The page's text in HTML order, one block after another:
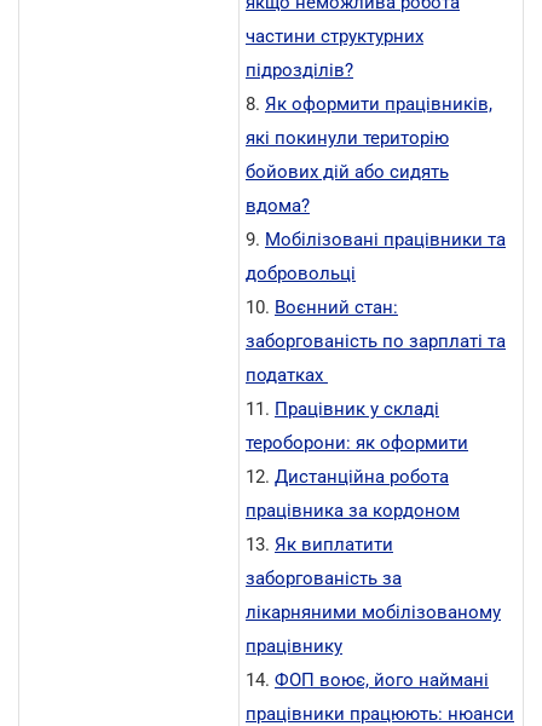
частини структурних
підрозділів?
8. Як оформити працівників,
які покинули територію
бойових дій або сидять
вдома?
9. Мобілізовані працівники та
добровольці
10. Воєнний стан:
заборгованість по зарплаті та
податках
11. Працівник у складі
тероборони: як оформити
12. Дистанційна робота
працівника за кордоном
13. Як виплатити
заборгованість за
лікарняними мобілізованому
працівнику
14. ФОП воює, його наймані
працівники працюють: нюанси